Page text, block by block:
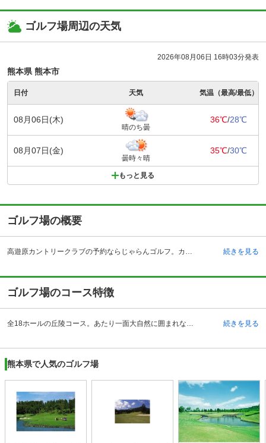
ゴルフ場周辺の天気
2026年08月06日 16時03分発表
熊本県 熊本市
日付 天気 気温（最高/最低）
08月06日(木)
晴のち曇
36℃/28℃
08月07日(金)
曇時々晴
35℃/30℃
もっと見る
ゴルフ場の概要
高遊原カントリークラブの予約ならじゃらんゴルフ。カートの有無や利用税、キャンセル料、ナイター設備、駐車場などのコース情報はもちろん、口コミ、フォトギャラリーなどコースの難易度や攻略に役立つ情報充実、予約する度にポイントが貯まるのでお得にゴルフをお楽しみ頂けます。 熊本県上益城郡に位置する高遊原カントリークラブは、九州自動車道・益城熊本空港インターチェンジよりから6キロメートルの場所にあり、熊本空港からクラブバスも利用できる、アクセスのよいゴルフ場です。熊本県内からはもちろんのこと、他県からの利用者も多くなっています。間野貞吉氏の手によって設計され昭和49年に開場、歴史が息づく本格派コースとして人気があります。雄大な自然を一望できる高遊原台地は、四季折々に美しい景色が堪能でき、全体的にフラットなコースもあれば、巧みにレイアウトされたコースもあるなど、自然本来の美しさと戦略性が融合したつくりとなっています。練習場も完備、月曜日は休日のためハウスはクローズしていますが、コースはセルフ営業となっています。一度行ったら何度かリベンジをしに行きたくなる、そんな面白さも兼ね備えています。 続きを見る
ゴルフ場のコース特徴
全18ホールの丘陵コース。あたり一面大自然に囲まれながらも、コースは全体的にフラットです。ミドルホールを上手にまとめることが、スコアアップのポイントでもあります。OUTコースは林間丘陵コースで、やや起伏にとんでおり、特にグリーン周辺の難易度が高めです。INコースはフラットで、フェアウェイ中央へのティショットが重要です。特に注目は1番と16番。1番は熊本市街を見渡せる唯一の打ち下ろしホールで、左右にOBがある難所です。打ち上げのグリーンのため、クラブの選択を誤らないことが重要。16番は第二空港線沿いにグリーンが一望できるストレートホールで、景色は最高ですが、フェアウェイは狭く、さらに距離があって、しかも左右にOBが配置されているという精神的にプレッシャーのかかるホールとなっています。 続きを見る
熊本県で人気のゴルフ場